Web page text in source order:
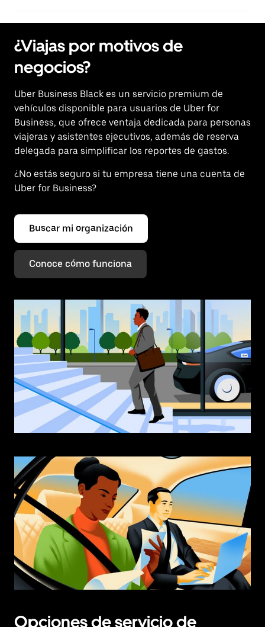
¿Viajas por motivos de
negocios?
Uber Business Black es un servicio premium de
vehículos disponible para usuarios de Uber for
Business, que ofrece ventaja dedicada para personas
viajeras y asistentes ejecutivos, además de reserva
delegada para simplificar los reportes de gastos.
¿No estás seguro si tu empresa tiene una cuenta de
Uber for Business?
Buscar mi organización
Conoce cómo funciona
Opciones de servicio de